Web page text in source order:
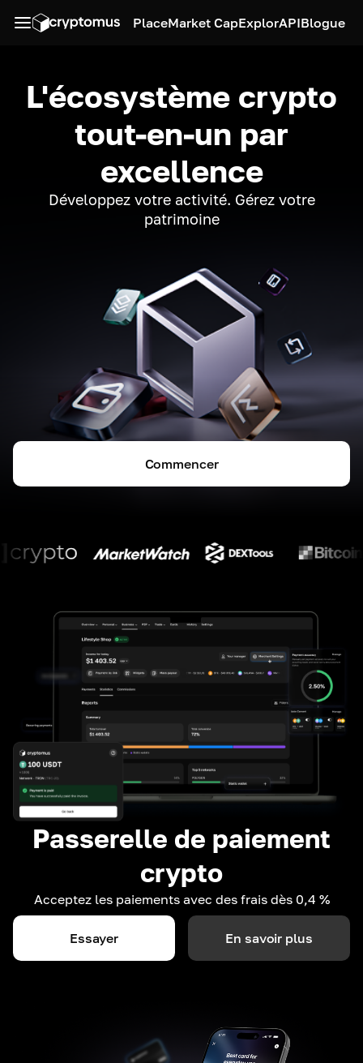
PlaceMarket CapExplorAPIBlogue
L'écosystème crypto
tout-en-un par
excellence
Développez votre activité. Gérez votre
patrimoine
Commencer
Passerelle de paiement
crypto
Acceptez les paiements avec des frais dès 0,4 %
Essayer En savoir plus